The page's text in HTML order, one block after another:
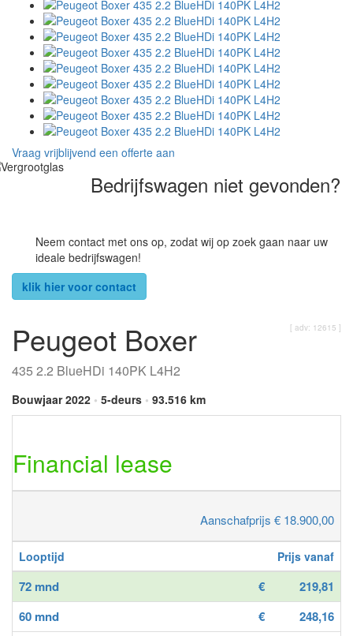
Vraag vrijblijvend een offerte aan
Bedrijfswagen niet gevonden?
Neem contact met ons op, zodat wij op zoek gaan naar uw
ideale bedrijfswagen!
klik hier voor contact
[ adv: 12615 ]
Peugeot Boxer
435 2.2 BlueHDi 140PK L4H2
Bouwjaar 2022 • 5-deurs • 93.516 km
Financial lease
Aanschafprijs € 18.900,00
Looptijd Prijs vanaf
72 mnd €
219,81
60 mnd
€
248,16